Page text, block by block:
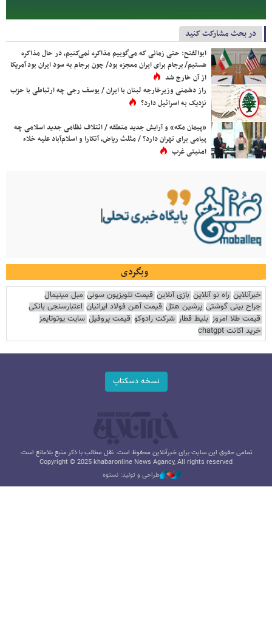
در بحث مشارکت کنید
ابوالفتح: حتی زمانی که می‌گوییم مذاکره نمی‌کنیم، در حال مذاکره
هستیم/ برجام برای ایران معجزه بود/ چون برجام به سود ایران بود آمریکا
از آن خارج شد
راز دشمنی وزیرخارجه لبنان با ایران / یوسف رجی چه ارتباطی با حزب
نزدیک به اسرائیل دارد؟
«پیمان مکه» و آرایش جدید منطقه / ائتلاف نظامی جدید اسلامی چه
پیامی برای تهران دارد؟ / مثلث ریاض، آنکارا و اسلام‌آباد علیه خلاء
امنیتی غرب
وبگردی
خبرآنلاین راه نو آنلاین بازی آنلاین قیمت تلویزیون سونی مبل مینیمال
جراح بینی گوشتی پرشین هتل قیمت آهن فولاد ایرانیان اعتبارسنجی بانکی
قیمت طلا امروز بلیط قطار شرکت رادوکو قیمت پروفیل سایت یوتوتایمز
خرید اکانت chatgpt
نسخه دسکتاپ
تمامی حقوق این سایت برای خبرآنلاین محفوظ است. نقل مطالب با ذکر منبع بلامانع است.
Copyright © 2025 khabaronline News Agancy, All rights reserved
طراحی و تولید: نستوه